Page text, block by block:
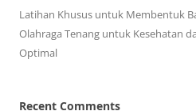
Latihan Khusus untuk Membentuk
Olahraga Tenang untuk Kesehatan
Optimal
Recent Comments